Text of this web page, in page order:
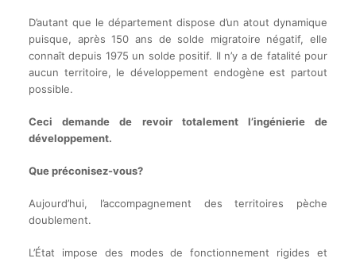
D’autant que le département dispose d’un atout dynamique
puisque, après 150 ans de solde migratoire négatif, elle
connaît depuis 1975 un solde positif. Il n’y a de fatalité pour
aucun territoire, le développement endogène est partout
possible.
Ceci demande de revoir totalement l’ingénierie de
développement.
Que préconisez-vous?
Aujourd’hui, l’accompagnement des territoires pèche
doublement.
L’État impose des modes de fonctionnement rigides et